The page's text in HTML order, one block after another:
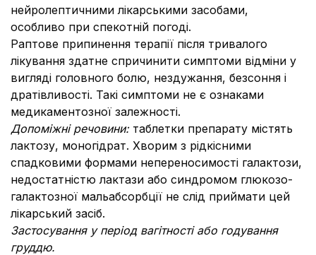
нейролептичними лікарськими засобами,
особливо при спекотній погоді.
Раптове припинення терапії після тривалого
лікування здатне спричинити симптоми відміни у
вигляді головного болю, нездужання, безсоння і
дратівливості. Такі симптоми не є ознаками
медикаментозної залежності.
Допоміжні речовини: таблетки препарату містять
лактозу, моногідрат. Хворим з рідкісними
спадковими формами непереносимості галактози,
недостатністю лактази або синдромом глюкозо-
галактозної мальабсорбції не слід приймати цей
лікарський засіб.
Застосування у період вагітності або годування
груддю.